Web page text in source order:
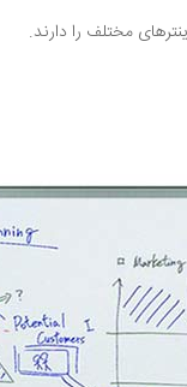
مختلف را دارند.